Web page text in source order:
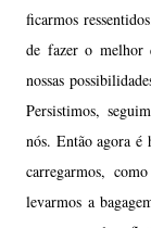
ficarmos
de fazer o melhor
nossas
Persistimos,
nós. Então agora é
carregarmos,
levarmos a